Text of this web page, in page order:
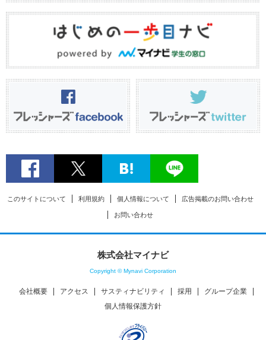
このサイトについて 利用規約 個人情報について 広告掲載のお問い合わせ
お問い合わせ
株式会社マイナビ
Copyright © Mynavi Corporation
会社概要 アクセス サスティナビリティ 採用
グループ企業
個人情報保護方針